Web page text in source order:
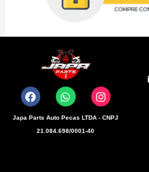
a
c
e
b
W
h
a
t
s
a
n
s
t
a
Japa Parts Auto Pecas LTDA - CNPJ
21.084.698/0001-40